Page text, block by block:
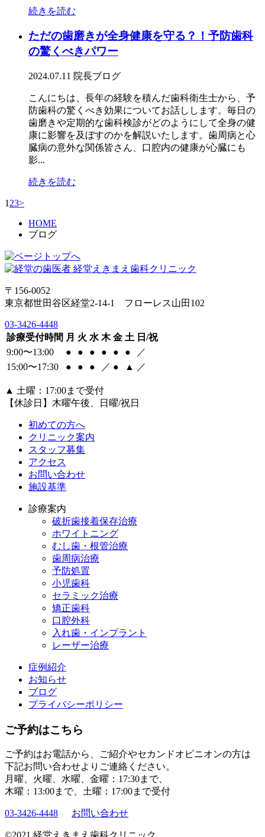
続きを読む
ただの歯磨きが全身健康を守る？！予防歯科
の驚くべきパワー
2024.07.11 院長ブログ
こんにちは、長年の経験を積んだ歯科衛生士から、予
防歯科の驚くべき効果についてお話しします。毎日の
歯磨きや定期的な歯科検診がどのようにして全身の健
康に影響を及ぼすのかを解説いたします。歯周病と心
臓病の意外な関係皆さん、口腔内の健康が心臓にも
影...
続きを読む
1 23>
HOME
ブログ
〒156-0052
東京都世田谷区経堂2-14-1 フローレス山田102
03-3426-4448
診療受付時間 月 火 水 木 金 土 日/祝
9:00〜13:00
● ● ● ● ● ●
／
15:00〜17:30
● ● ● ／ ● ▲ ／
▲ 土曜：17:00まで受付
【休診日】木曜午後、日曜/祝日
初めての方へ
クリニック案内
スタッフ募集
アクセス
お問い合わせ
施設基準
診療案内
破折歯接着保存治療
ホワイトニング
むし歯・根管治療
歯周病治療
予防処置
小児歯科
セラミック治療
矯正歯科
口腔外科
入れ歯・インプラント
レーザー治療
症例紹介
お知らせ
ブログ
プライバシーポリシー
ご予約はこちら
ご予約はお電話から、ご紹介やセカンドオピニオンの方は
下記お問い合わせよりご連絡ください。
月曜、火曜、水曜、金曜：17:30まで、
木曜：13:00まで、土曜：17:00まで受付
03-3426-4448 お問い合わせ